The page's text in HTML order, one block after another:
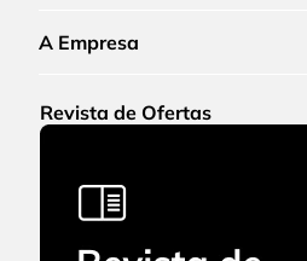
A Empresa
Revista de Ofertas